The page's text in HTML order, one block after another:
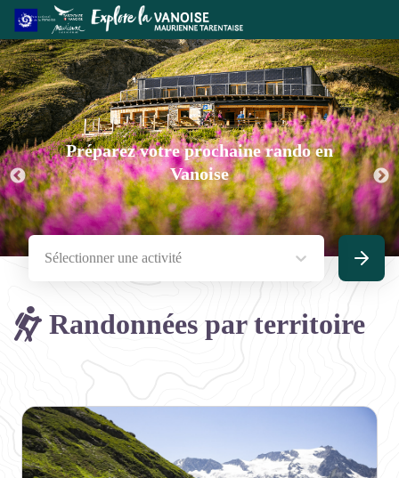
Préparez votre prochaine rando en
Vanoise
Sélectionner une activité
Randonnées par territoire